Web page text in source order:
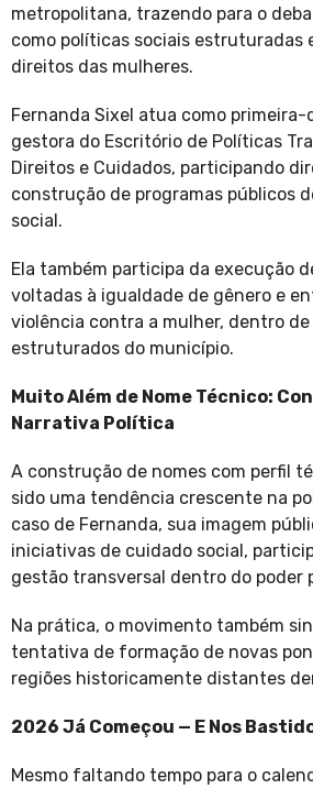
metropolitana, trazendo para o
como políticas sociais estruturadas
direitos das mulheres.
Fernanda Sixel atua como primeira-
gestora do Escritório de Políticas
Direitos e Cuidados, participando
construção de programas públicos
social.
Ela também participa da execução
voltadas à igualdade de gênero e
violência contra a mulher, dentro
estruturados do município.
Muito Além de Nome Técnico:
Narrativa Política
A construção de nomes com perfil
sido uma tendência crescente na
caso de Fernanda, sua imagem
iniciativas de cuidado social,
gestão transversal dentro do poder
Na prática, o movimento também
tentativa de formação de novas
regiões historicamente distantes
2026 Já Começou — E Nos
Mesmo faltando tempo para o